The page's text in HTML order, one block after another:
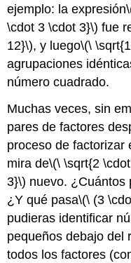
ejemplo: la expresión
\cdot 3 \cdot 3}\) fue
12}\), y luego\(\
agrupaciones
número cuadrado.
Muchas veces, sin
pares de factores
proceso de factorizar
mira de\(\ \sqrt{2
3}\) nuevo. ¿Cuántos
¿Y qué pasa\(\ (3
pudieras identificar
pequeños debajo del
todos los factores